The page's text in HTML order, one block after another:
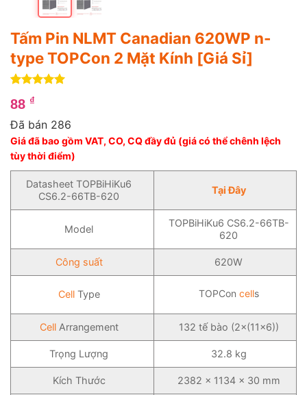
Tấm Pin NLMT Canadian 620WP n-
type TOPCon 2 Mặt Kính [Giá Sỉ]
trên 5
dựa trên
88 ₫
Đã bán 286
Giá đã bao gồm VAT, CO, CQ đầy đủ (giá có thể chênh lệch
tùy thời điểm)
Datasheet TOPBiHiKu6
CS6.2-66TB-620
Tại Đây
Model
TOPBiHiKu6 CS6.2-66TB-
620
Công suất 620W
CellType TOPCon cells
CellArrangement 132 tế bào (2×(11×6))
Trọng Lượng 32.8 kg
Kích Thước 2382 × 1134 × 30 mm